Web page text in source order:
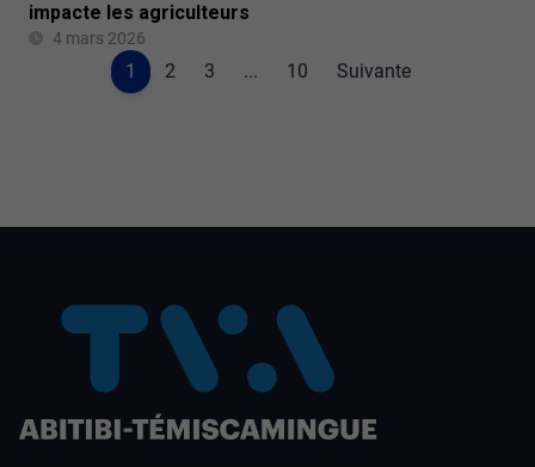
impacte les agriculteurs
4 mars 2026
1 2 3 ... 10 Suivante